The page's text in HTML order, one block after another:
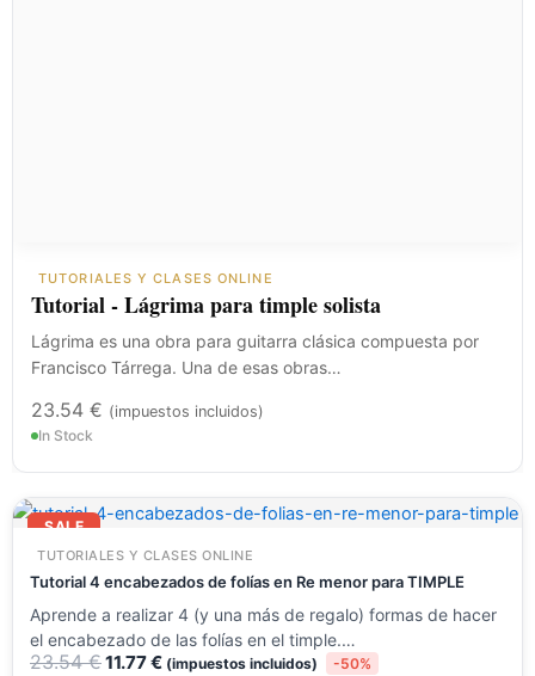
TUTORIALES Y CLASES ONLINE
Tutorial - Lágrima para timple solista
Lágrima es una obra para guitarra clásica compuesta por
Francisco Tárrega. Una de esas obras…
23.54 € (impuestos incluidos)
In Stock
SALE
TUTORIALES Y CLASES ONLINE
Tutorial 4 encabezados de folías en Re menor para TIMPLE
Aprende a realizar 4 (y una más de regalo) formas de hacer
el encabezado de las folías en el timple.…
23.54€
El
precio
era:
23.54 €.
11.77€
El
precio
es:
11.77 €.
(impuestos incluidos) -50%